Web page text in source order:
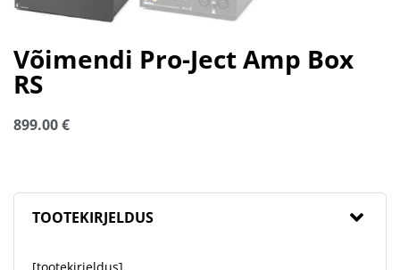
Võimendi Pro-Ject Amp Box
RS
899.00€
TOOTEKIRJELDUS